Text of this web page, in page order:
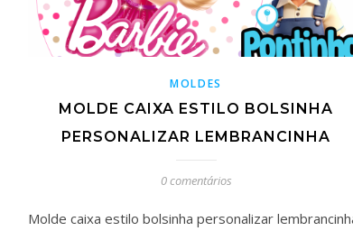
MOLDES
MOLDE CAIXA ESTILO BOLSINHA
PERSONALIZAR LEMBRANCINHA
0 comentários
Molde caixa estilo bolsinha personalizar